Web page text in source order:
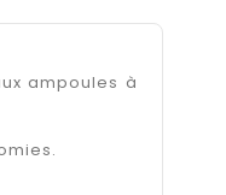
ampoules à